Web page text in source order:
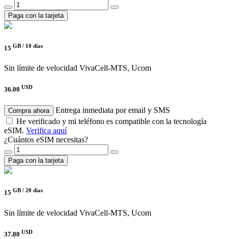
Paga con la tarjeta
15 GB / 10 días
Sin límite de velocidad VivaCell-MTS, Ucom
36.00 USD
Compra ahora
Entrega inmediata por email y SMS
He verificado y mi teléfono es compatible con la tecnología
eSIM. Verifica aquí
¿Cuántos eSIM necesitas?
Paga con la tarjeta
15 GB / 20 días
Sin límite de velocidad VivaCell-MTS, Ucom
37.80 USD